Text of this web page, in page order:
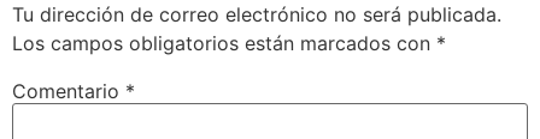
Tu dirección de correo electrónico no será publicada.
Los campos obligatorios están marcados con *
Comentario *